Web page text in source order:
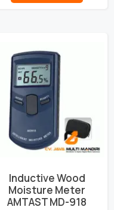
Inductive Wood
Moisture Meter
AMTAST MD-918